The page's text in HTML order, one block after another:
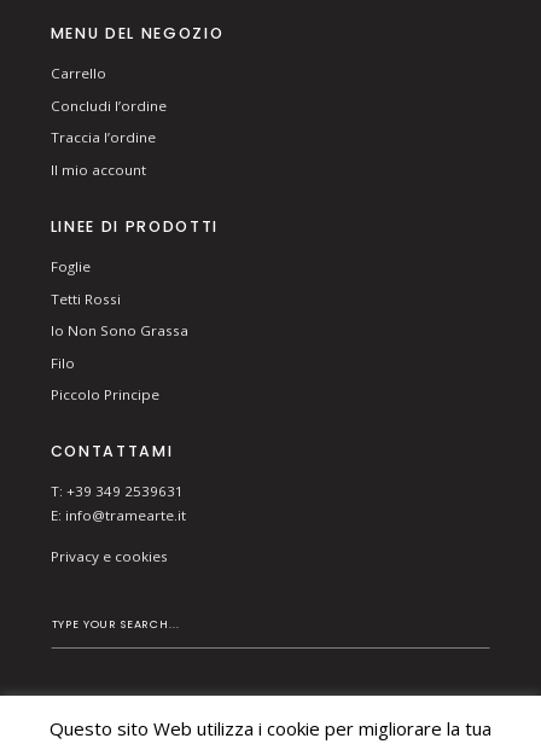
MENU DEL NEGOZIO
Carrello
Concludi l’ordine
Traccia l’ordine
Il mio account
LINEE DI PRODOTTI
Foglie
Tetti Rossi
Io Non Sono Grassa
Filo
Piccolo Principe
CONTATTAMI
T: +39 349 2539631
E: info@tramearte.it
Privacy e cookies
Questo sito Web utilizza i cookie per migliorare la tua